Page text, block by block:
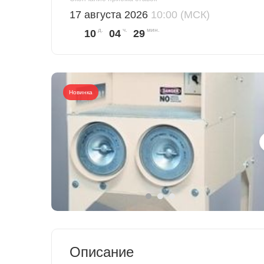
Новинка
17 августа 2026 10:00 (МСК)
10
04 29
Описание